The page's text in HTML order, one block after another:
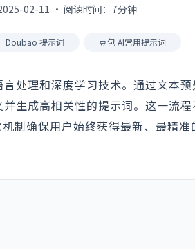
02-11 · 阅读时间：7分钟
Doubao 提示词 豆包 AI常用提示词
处理和深度学习技术。通过文本
生成高相关性的提示词。这一流
制确保用户始终获得最新、最精